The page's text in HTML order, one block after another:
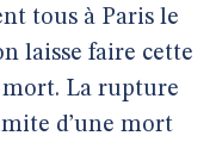
tous à Paris le
laisse faire cette
mort. La rupture
d’une mort